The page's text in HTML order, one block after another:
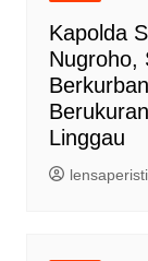
Kapolda
Nugroho,
Linggau